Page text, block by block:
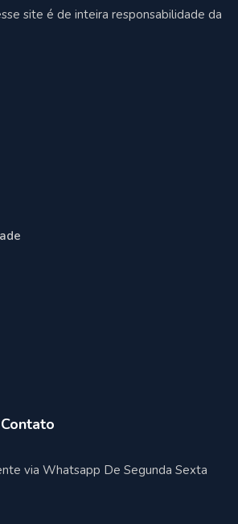
site é de inteira responsabilidade da
via Whatsapp De Segunda Sexta